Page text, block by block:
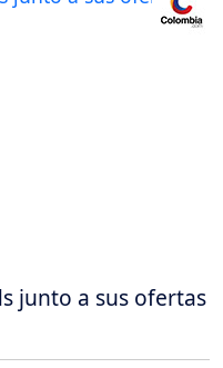
junto a sus ofertas